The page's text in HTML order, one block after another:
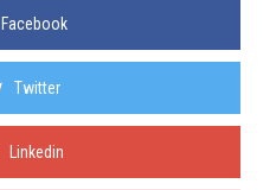
Facebook
Twitter
Linkedin